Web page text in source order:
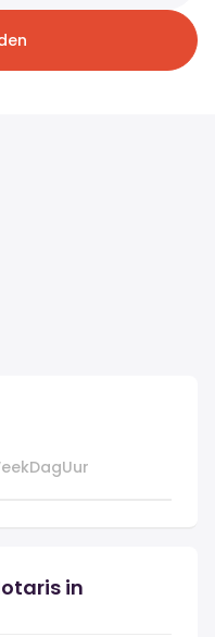
DagUur
in